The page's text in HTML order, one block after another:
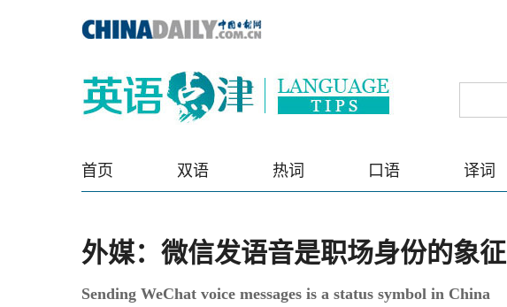
首页 双语 热词 口语 译词
外媒：微信发语音是职场身份的象征
Sending WeChat voice messages is a status symbol in China